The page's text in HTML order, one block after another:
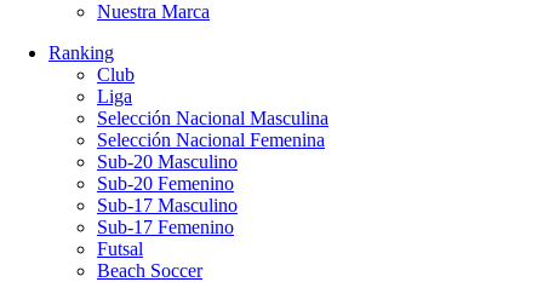
Nuestra Marca
Ranking
Club
Liga
Selección Nacional Masculina
Selección Nacional Femenina
Sub-20 Masculino
Sub-20 Femenino
Sub-17 Masculino
Sub-17 Femenino
Futsal
Beach Soccer